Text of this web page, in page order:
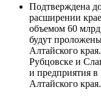
Подтверждена
расширении
объемом 60
будут
Алтайского
Рубцовске и
и предприятия
Алтайского края.